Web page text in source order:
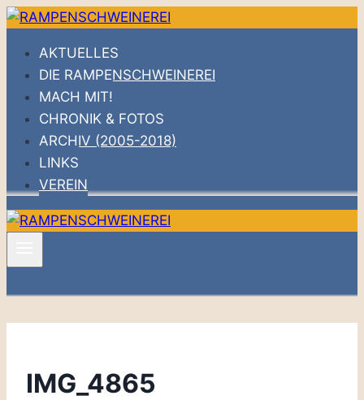
Zum
springenAKTUELLES
DIE RAMPENSCHWEINEREI
MACH MIT!
CHRONIK & FOTOS
ARCHIV (2005-2018)
LINKS
VEREIN
IMG_4865